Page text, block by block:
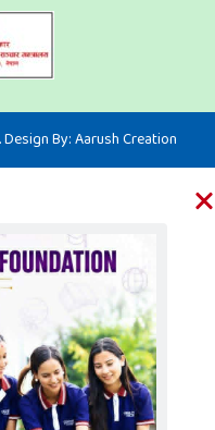
By:Aarush Creation